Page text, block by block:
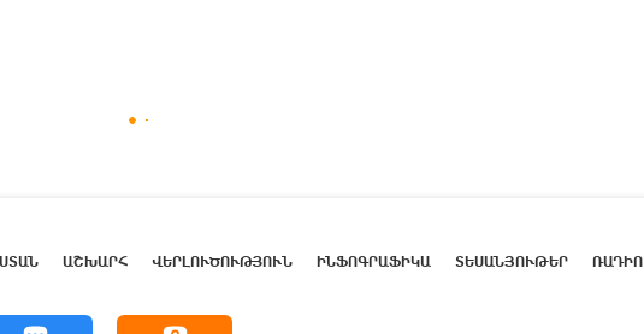
ԱՇԽԱՐՀ ՎԵՐԼՈՒԾՈՒԹՅՈՒՆ ԻՆՖՈԳՐԱՖԻԿԱ ՏԵՍԱՆՅՈՒԹԵՐ ՌԱԴԻՈ